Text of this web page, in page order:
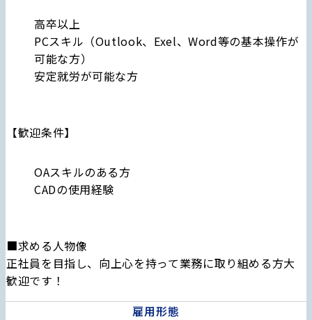
高卒以上
PCスキル（Outlook、Exel、Word等の基本操作が
可能な方）
安定就労が可能な方
【歓迎条件】
OAスキルのある方
CADの使用経験
■求める人物像
正社員を目指し、向上心を持って業務に取り組める方大
歓迎です！
雇用形態